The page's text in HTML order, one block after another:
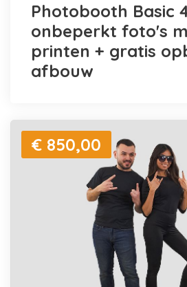
Photobooth Basic
onbeperkt foto's
printen + gratis
afbouw
€ 850,00